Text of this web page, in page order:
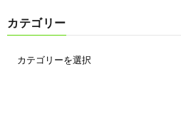
カテゴリー